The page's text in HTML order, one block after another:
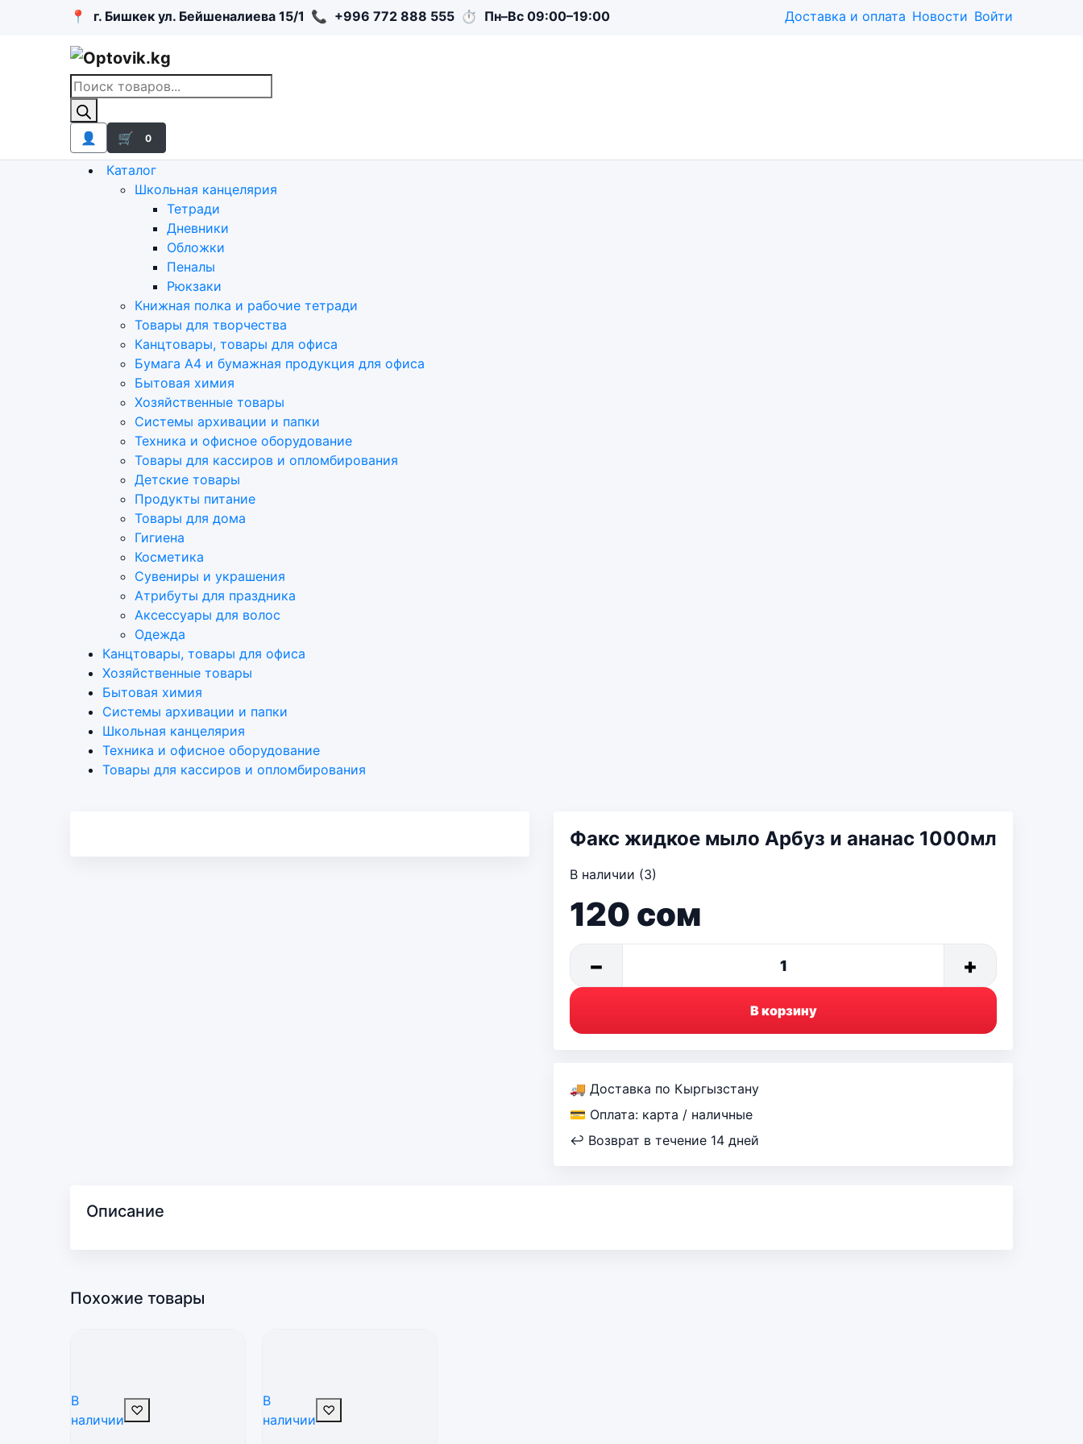
📍 г. Бишкек ул. Бейшеналиева 15/1 📞 +996 772 888 555 ⏱ Пн–Вс 09:00–19:00 Доставка и оплата Новости Войти
Поиск
товаров
👤 🛒 0
Каталог
Школьная канцелярия
Тетради
Дневники
Обложки
Пеналы
Рюкзаки
Книжная полка и рабочие тетради
Товары для творчества
Канцтовары, товары для офиса
Бумага А4 и бумажная продукция для офиса
Бытовая химия
Хозяйственные товары
Системы архивации и папки
Техника и офисное оборудование
Товары для кассиров и опломбирования
Детские товары
Продукты питание
Товары для дома
Гигиена
Косметика
Сувениры и украшения
Атрибуты для праздника
Аксеcсуары для волос
Одежда
Канцтовары, товары для офиса
Хозяйственные товары
Бытовая химия
Системы архивации и папки
Школьная канцелярия
Техника и офисное оборудование
Товары для кассиров и опломбирования
Факс жидкое мыло Арбуз и ананас 1000мл
В наличии (3)
120 сом
− 1 +
В корзину
🚚 Доставка по Кыргызстану
💳 Оплата: карта / наличные
↩ Возврат в течение 14 дней
Описание
Похожие товары
В
наличии
♡
В
наличии
♡